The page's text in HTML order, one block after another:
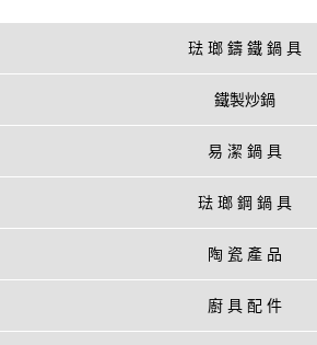
琺 瑯 鑄 鐵 鍋 具
鐵製炒鍋
易 潔 鍋 具
琺 瑯 鋼 鍋 具
陶 瓷 產 品
廚 具 配 件